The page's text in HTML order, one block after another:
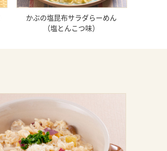
かぶの塩昆布サラダらーめん
（塩とんこつ味）